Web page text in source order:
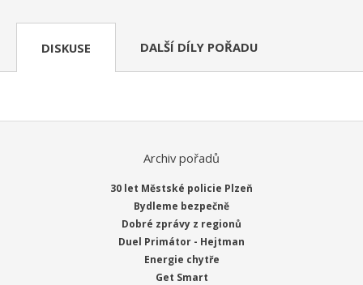
DISKUSE DALŠÍ DÍLY POŘADU
Archiv pořadů
30 let Městské policie Plzeň
Bydleme bezpečně
Dobré zprávy z regionů
Duel Primátor - Hejtman
Energie chytře
Get Smart